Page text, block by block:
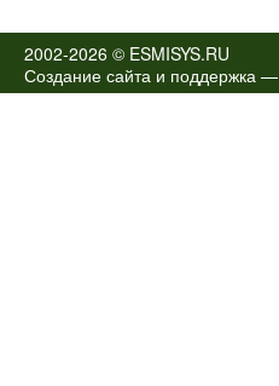
2002-2026 © ESMISYS.RU
Создание сайта и поддержка —